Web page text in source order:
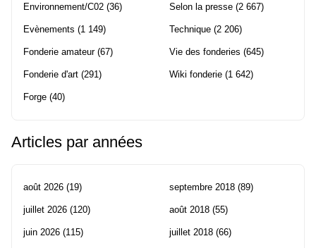
Environnement/C02 (36)
Evènements (1 149)
Fonderie amateur(67)
Fonderie d'art (291)
Forge (40)
Selon la presse (2 667)
Technique (2 206)
Vie des fonderies (645)
Wiki fonderie (1 642)
Articles par années
août 2026 (19)
juillet 2026 (120)
juin 2026 (115)
septembre 2018 (89)
août 2018 (55)
juillet 2018 (66)